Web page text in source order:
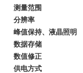
测量范围
分辨率
峰值保持、液晶照明
数据存储
数值修正
供电方式